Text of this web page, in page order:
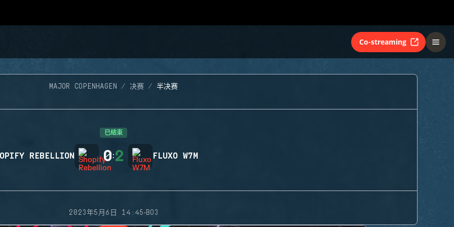
Co-streaming
MAJOR COPENHAGEN 决赛 半决赛
已结束
REBELLION 0:2 FLUXO W7M
2023年5月6日 14:45·BO3